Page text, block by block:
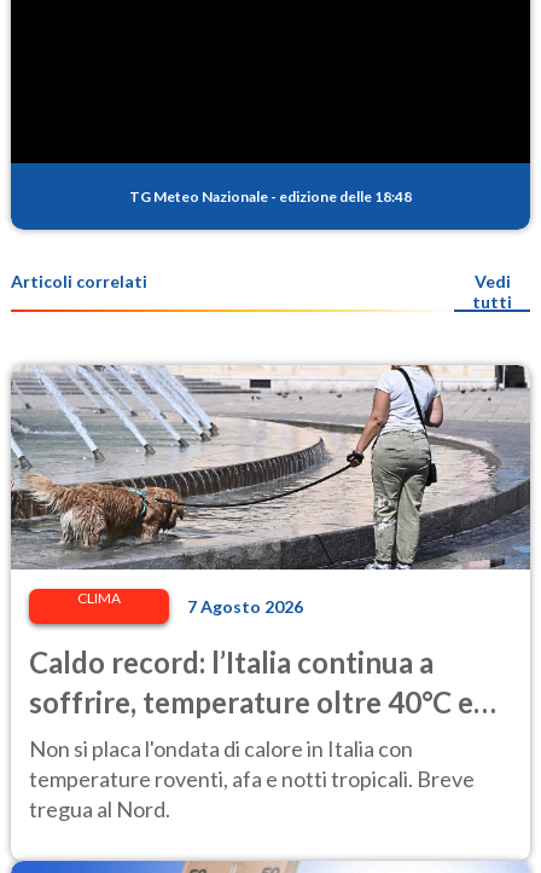
TG Meteo Nazionale - edizione delle 18:48
Articoli correlati
Vedi
tutti
CLIMA 7 Agosto 2026
Caldo record: l’Italia continua a
soffrire, temperature oltre 40°C e
afa per altri 10 giorni
Non si placa l'ondata di calore in Italia con
temperature roventi, afa e notti tropicali. Breve
tregua al Nord.